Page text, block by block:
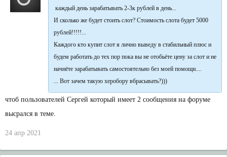
каждый день зарабатывать 2-3к рублей в день...
И сколько же будет стоить слот? Стоимость слота будет 5000
рублей!!!!!...
Каждого кто купит слот я лично выведу в стабильный плюс и
будем работать до тех пор пока вы не отобьёте цену за слот и не
начнёте зарабатывать самостоятельно без моей помощи....
... Вот зачем такую херобору вбрасывать?)))
чтоб пользователей Сергей который имеет 2 сообщения на форуме
высрался в теме.
24 апр 2021